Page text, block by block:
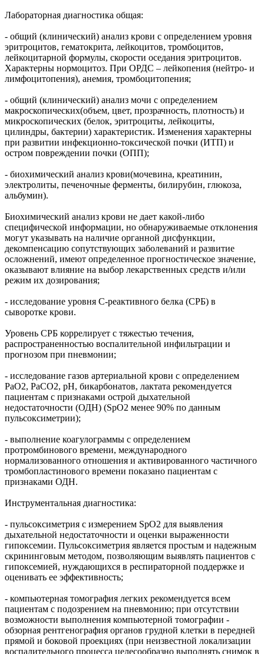
Лабораторная диагностика общая:
- общий (клинический) анализ крови с определением уровня
эритроцитов, гематокрита, лейкоцитов, тромбоцитов,
лейкоцитарной формулы, скорости оседания эритроцитов.
Характерны нормоцитоз. При ОРДС – лейкопения (нейтро- и
лимфоцитопения), анемия, тромбоцитопения;
- общий (клинический) анализ мочи с определением
макроскопических(объем, цвет, прозрачность, плотность) и
микроскопических (белок, эритроциты, лейкоциты,
цилиндры, бактерии) характеристик. Изменения характерны
при развитии инфекционно-токсической почки (ИТП) и
остром повреждении почки (ОПП);
- биохимический анализ крови(мочевина, креатинин,
электролиты, печеночные ферменты, билирубин, глюкоза,
альбумин).
Биохимический анализ крови не дает какой-либо
специфической информации, но обнаруживаемые отклонения
могут указывать на наличие органной дисфункции,
декомпенсацию сопутствующих заболеваний и развитие
осложнений, имеют определенное прогностическое значение,
оказывают влияние на выбор лекарственных средств и/или
режим их дозирования;
- исследование уровня С-реактивного белка (СРБ) в
сыворотке крови.
Уровень СРБ коррелирует с тяжестью течения,
распространенностью воспалительной инфильтрации и
прогнозом при пневмонии;
- исследование газов артериальной крови с определением
PaO2, PaCO2, pH, бикарбонатов, лактата рекомендуется
пациентам с признаками острой дыхательной
недостаточности (ОДН) (SрO2 менее 90% по данным
пульсоксиметрии);
- выполнение коагулограммы с определением
протромбинового времени, международного
нормализованного отношения и активированного частичного
тромбопластинового времени показано пациентам с
признаками ОДН.
Инструментальная диагностика:
- пульсоксиметрия с измерением SpO2 для выявления
дыхательной недостаточности и оценки выраженности
гипоксемии. Пульсоксиметрия является простым и надежным
скрининговым методом, позволяющим выявлять пациентов с
гипоксемией, нуждающихся в респираторной поддержке и
оценивать ее эффективность;
- компьютерная томография легких рекомендуется всем
пациентам с подозрением на пневмонию; при отсутствии
возможности выполнения компьютерной томографии -
обзорная рентгенография органов грудной клетки в передней
прямой и боковой проекциях (при неизвестной локализации
воспалительного процесса целесообразно выполнять снимок в